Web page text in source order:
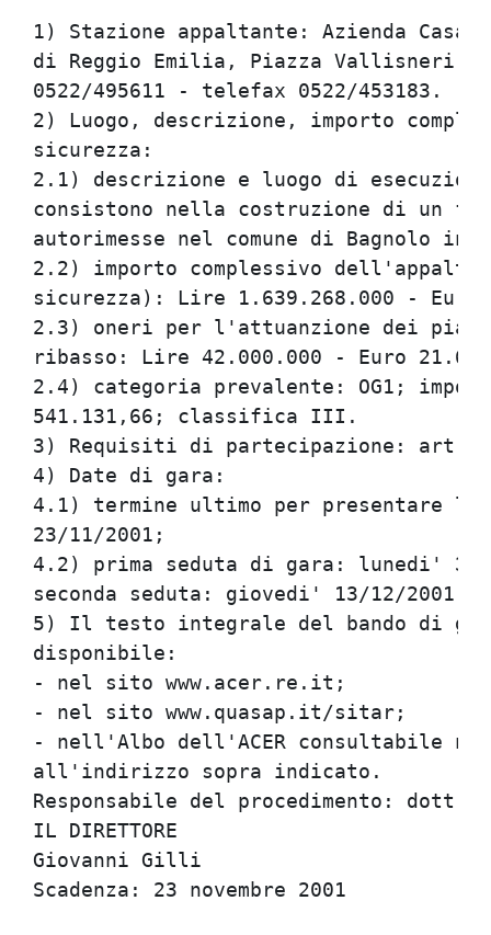
1) Stazione appaltante: Azienda
di Reggio Emilia, Piazza
0522/495611 -
2) Luogo, descrizione,
2.1) descrizione e luogo di
consistono nella
autorimesse nel
2.2) importo complessivo
sicurezza): Lire
2.3) oneri per l'attuanzione dei
ribasso: Lire
2.4) categoria prevalente:
3) Requisiti di
4)
4.1) termine ultimo per
23/
4.2) prima seduta di gara:
seconda seduta:
5) Il testo integrale del bando
- nel sito
- nel sito
- nell'Albo dell'ACER
all'indirizzo
Responsabile del
IL